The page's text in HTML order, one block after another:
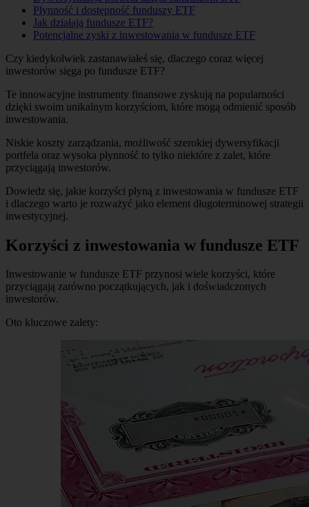
Płynność i dostępność funduszy ETF
Jak działają fundusze ETF?
Potencjalne zyski z inwestowania w fundusze ETF
Czy kiedykolwiek zastanawiałeś się, dlaczego coraz więcej
inwestorów sięga po fundusze ETF?
Te innowacyjne instrumenty finansowe zyskują na popularności
dzięki swoim unikalnym korzyściom, które mogą odmienić sposób
inwestowania.
Niskie koszty zarządzania, możliwość szerokiej dywersyfikacji
portfela oraz wysoka płynność to tylko niektóre z zalet, które
przyciągają inwestorów.
Dowiedz się, jakie korzyści płyną z inwestowania w fundusze ETF
i dlaczego warto je rozważyć jako element długoterminowej strategii
inwestycyjnej.
Korzyści z inwestowania w fundusze ETF
Inwestowanie w fundusze ETF przynosi wiele korzyści, które
przyciągają zarówno początkujących, jak i doświadczonych
inwestorów.
Oto kluczowe zalety: